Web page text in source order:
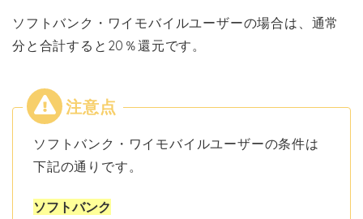
ソフトバンク・ワイモバイルユーザーの場合は、通常
分と合計すると20％還元です。
ソフトバンク・ワイモバイルユーザーの条件は
下記の通りです。
ソフトバンク